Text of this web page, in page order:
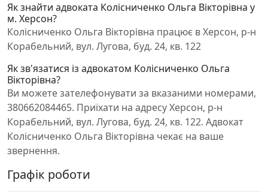
Як знайти адвоката Колісниченко Ольга Вікторівна у
м. Херсон?
Колісниченко Ольга Вікторівна працює в Херсон, р-н
Корабельний, вул. Лугова, буд. 24, кв. 122
Як зв'язатися із адвокатом Колісниченко Ольга
Вікторівна?
Ви можете зателефонувати за вказаними номерами,
380662084465. Приїхати на адресу Херсон, р-н
Корабельний, вул. Лугова, буд. 24, кв. 122. Адвокат
Колісниченко Ольга Вікторівна чекає на ваше
звернення.
Графік роботи